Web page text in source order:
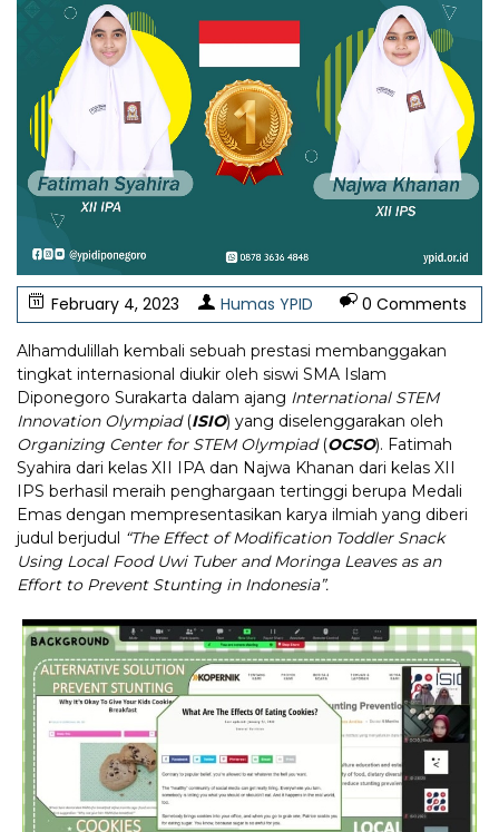
February 4, 2023 Humas YPID 0 Comments
Alhamdulillah kembali sebuah prestasi membanggakan
tingkat internasional diukir oleh siswi SMA Islam
Diponegoro Surakarta dalam ajang International STEM
Innovation Olympiad(ISIO) yang diselenggarakan oleh
Organizing Center for STEM Olympiad(OCSO). Fatimah
Syahira dari kelas XII IPA dan Najwa Khanan dari kelas XII
IPS berhasil meraih penghargaan tertinggi berupa Medali
Emas dengan mempresentasikan karya ilmiah yang diberi
judul berjudul “The Effect of Modification Toddler Snack
Using Local Food Uwi Tuber and Moringa Leaves as an
Effort to Prevent Stunting in Indonesia”.